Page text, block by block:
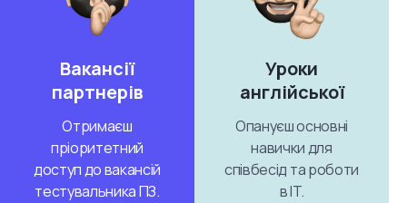
Вакансії
партнерів
Отримаєш
пріоритетний
доступ до вакансій
тестувальника ПЗ.
Уроки
англійської
Опануєш основні
навички для
співбесід та роботи
в IT.